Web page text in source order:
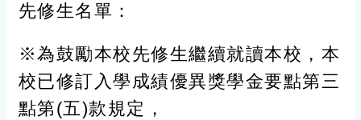
先修生名單：
※為鼓勵本校先修生繼續就讀本校，本
校已修訂入學成績優異獎學金要點第三
點第(五)款規定，